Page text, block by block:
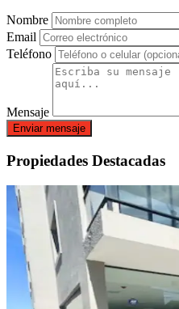
Nombre
Email
Teléfono
Mensaje
Enviar mensaje
Propiedades Destacadas